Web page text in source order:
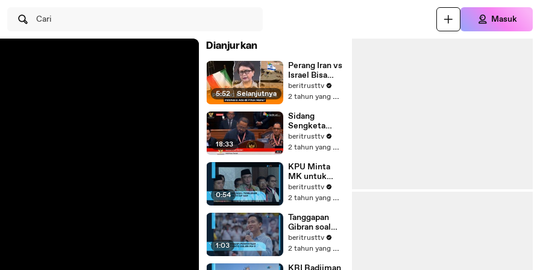
Cari Masuk
Dianjurkan
5:52 | Selanjutnya
Perang Iran vs
Israel Bisa
Picu Perang
Dunia III,
Proaktif,
Begini Sikap
Pemerintah
beritrusttv
2 tahun yang lalu
18:33
Sidang
Sengketa
Pilpres MK,
Ahli M Qodari
Pengaruh
Bansos di
Pilpres,
Pengacara 01-
03 Melongo
beritrusttv
2 tahun yang lalu
0:54
KPU Minta
MK untuk
Hasil
Pemilihan
Nasional
Tetap Sah
beritrusttv
2 tahun yang lalu
1:03
Tanggapan
Gibran soal
Dibandingkan
dengan Sopir
beritrusttv
2 tahun yang lalu